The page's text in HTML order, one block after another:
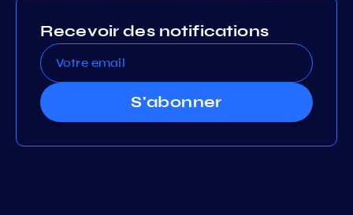
Recevoir des notifications
S'abonner